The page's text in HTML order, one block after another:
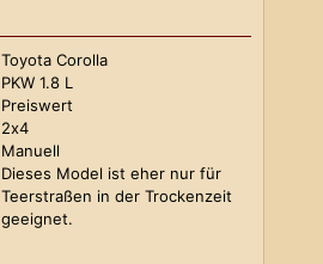
Toyota Corolla
PKW 1.8 L
Preiswert
2x4
Manuell
Dieses Model ist eher nur für
Teerstraßen in der Trockenzeit
geeignet.